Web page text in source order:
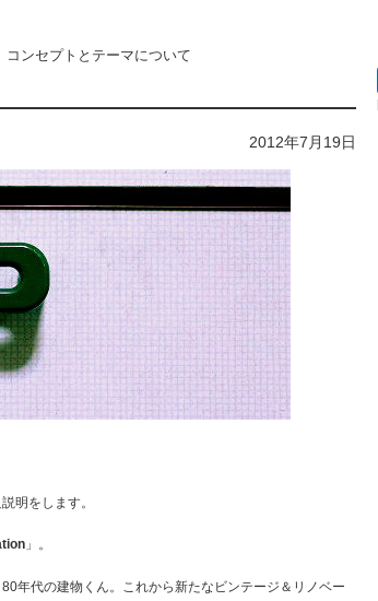
ンセプトとテーマについて
2012年7月19日
明をします。
」。
年代の建物くん。これから新たなビンテージ＆リノベー